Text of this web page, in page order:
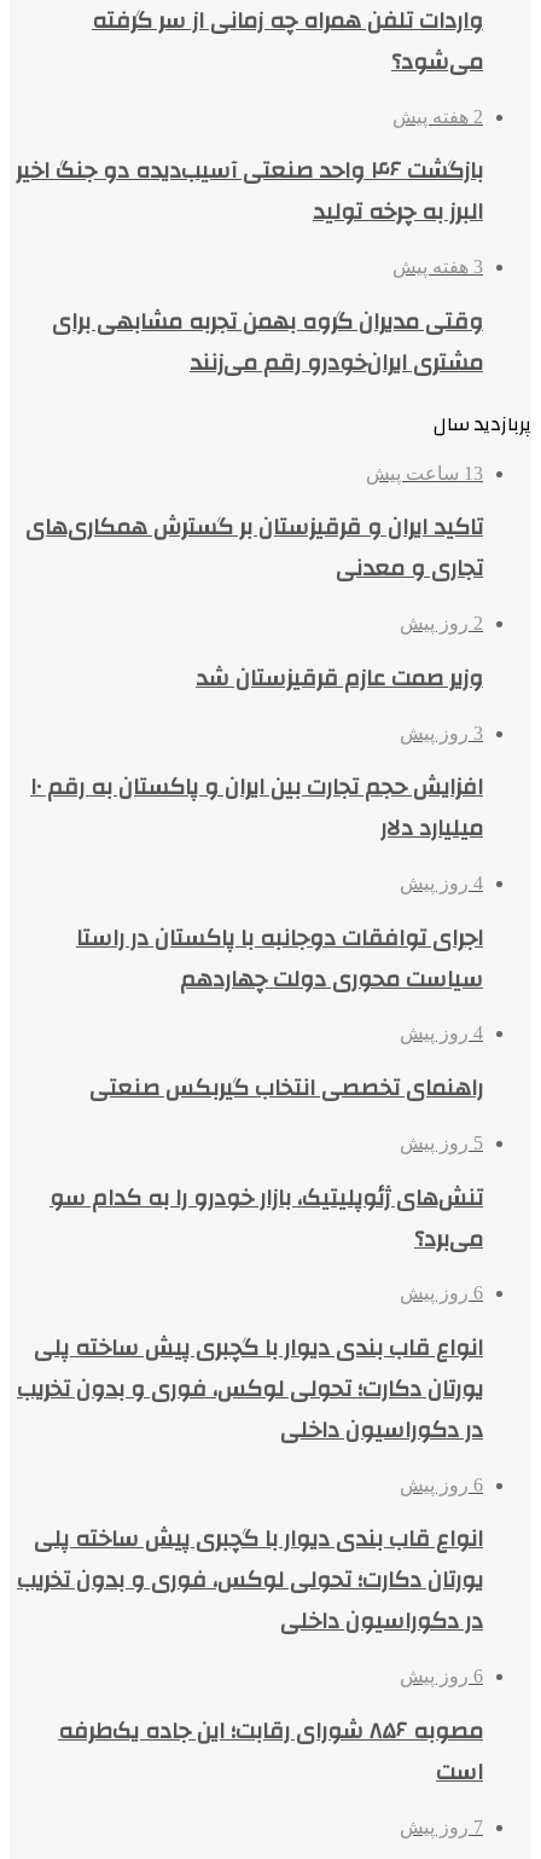
واردات تلفن همراه چه زمانی از سر گرفته
می‌شود؟
2 هفته پیش
بازگشت ۴۶ واحد صنعتی آسیب‌دیده دو جنگ اخیر
البرز به چرخه تولید
3 هفته پیش
وقتی مدیران گروه بهمن تجربه مشابهی برای
مشتری ایران‌خودرو رقم می‌زنند
پربازدید سال
13 ساعت پیش
تاکید ایران و قرقیزستان بر گسترش همکاری‌های
تجاری و معدنی
2 روز پیش
وزیر صمت عازم قرقیزستان شد
3 روز پیش
افزایش حجم تجارت بین ایران و پاکستان به رقم ۱۰
میلیارد دلار
4 روز پیش
اجرای توافقات دوجانبه با پاکستان در راستا
سیاست محوری دولت چهاردهم
4 روز پیش
راهنمای تخصصی انتخاب گیربکس صنعتی
5 روز پیش
تنش‌های ژئوپلیتیک، بازار خودرو را به کدام سو
می‌برد؟
6 روز پیش
انواع قاب بندی دیوار با گچبری پیش ساخته پلی
یورتان دکارت؛ تحولی لوکس، فوری و بدون تخریب
در دکوراسیون داخلی
6 روز پیش
انواع قاب بندی دیوار با گچبری پیش ساخته پلی
یورتان دکارت؛ تحولی لوکس، فوری و بدون تخریب
در دکوراسیون داخلی
6 روز پیش
مصوبه ۸۵۶ شورای رقابت؛ این جاده یک‌طرفه
است
7 روز پیش